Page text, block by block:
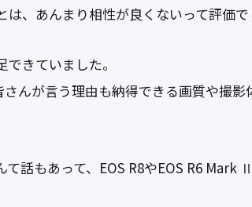
、あんまり相性が良くないって評価で
きていました。
んが言う理由も納得できる画質や撮影
話もあって、EOS R8やEOS R6 Mark